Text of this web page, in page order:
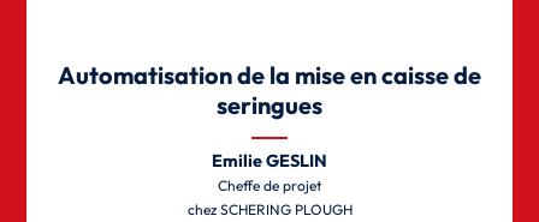
Automatisation de la mise en caisse de
seringues
Emilie GESLIN
Cheffe de projet
SCHERING PLOUGH